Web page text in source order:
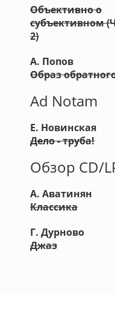
Объективно о
субъективном
2)
А. Попов
Образ
Ad Notam
Е. Новинская
Дело - труба!
Обзор CD/
А. Аватинян
Классика
Г. Дурново
Джаз